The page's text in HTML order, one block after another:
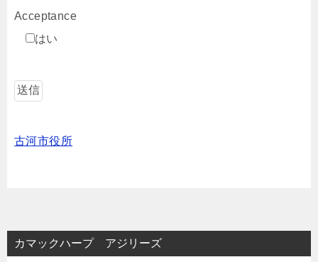
Acceptance
はい
古河市役所
カマックハープ アジリーズ